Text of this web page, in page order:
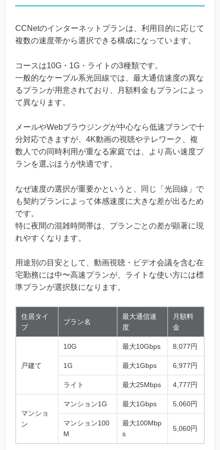
CCNetのインターネットプランは、利用目的に応じて
複数の速度帯から選択できる構成になっています。
コースは10G・1G・ライトの3種類です。
一般的なケーブル系光回線では、最大通信速度の異な
るプランが用意されており、月額料金もプランによっ
て異なります。
メールやWebブラウジングが中心なら低速プランで十
分対応できますが、4K動画の視聴やテレワーク、複
数人での同時利用が重なる家庭では、より高い速度プ
ランを選ぶほうが快適です。
なぜ速度の選択が重要かというと、同じ「光回線」で
も契約プランによって体感速度に大きな差が出るため
です。
特に夜間の混雑時間帯は、プランごとの差が顕著に現
れやすくなります。
用途別の目安として、動画視聴・ビデオ会議を含む在
宅勤務には中〜高速プランが、ライトな使い方には標
準プランが選択肢になります。
住居タイ
プ
プラン名
最大通信速
度
月額料
金
戸建て
10G 最大10Gbps 8,077円
1G 最大1Gbps 6,977円
ライト 最大25Mbps 4,777円
マンショ
ン
マンション1G 最大1Gbps 5,060円
マンション100
M
最大100Mbp
s
5,060円